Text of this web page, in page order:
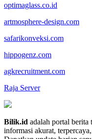
optimaglass.co.id
artmosphere-design.com
safarikonveksi.com
hippogenz.com
agkrecruitment.com
Raja Server
Bilik.id adalah portal berita
informasi akurat,